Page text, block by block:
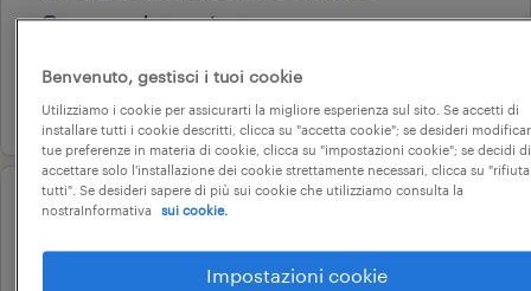
tempo determinato
31 luglio 2026
professional
addetto ufficio acquisti (m/f/nb)
mirandola, emilia-romagna
Benvenuto, gestisci i tuoi cookie
Utilizziamo i cookie per assicurarti la migliore esperienza sul sito. Se accetti di
installare tutti i cookie descritti, clicca su "accetta cookie"; se desideri
tue preferenze in materia di cookie, clicca su "impostazioni cookie"; se decidi di
accettare solo l'installazione dei cookie strettamente necessari, clicca su "rifiuta
tutti". Se desideri sapere di più sui cookie che utilizziamo consulta la
nostraInformativa
sui cookie.
Impostazioni cookie